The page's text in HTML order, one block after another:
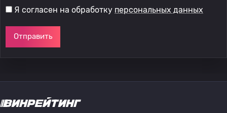
Я согласен на обработку персональных данных
Отправить